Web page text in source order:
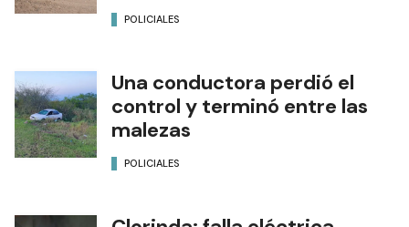
POLICIALES
Una conductora perdió el
control y terminó entre las
malezas
POLICIALES